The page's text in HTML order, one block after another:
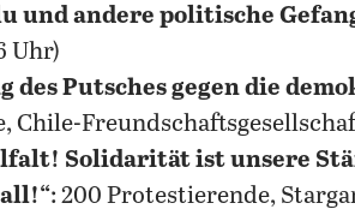
und andere politische
Uhr)
des Putsches gegen die
Chile-
Solidarität ist unsere
: 200 Protestierende,